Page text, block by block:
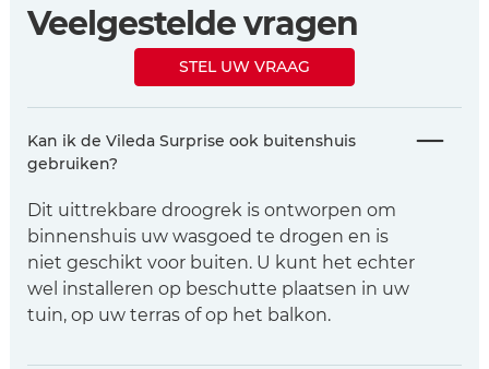
Veelgestelde vragen
STEL UW VRAAG
Kan ik de Vileda Surprise ook buitenshuis
gebruiken?
Dit uittrekbare droogrek is ontworpen om
binnenshuis uw wasgoed te drogen en is
niet geschikt voor buiten. U kunt het echter
wel installeren op beschutte plaatsen in uw
tuin, op uw terras of op het balkon.